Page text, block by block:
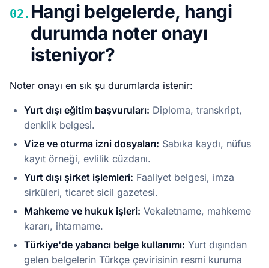
02. Hangi belgelerde, hangi
durumda noter onayı
isteniyor?
Noter onayı en sık şu durumlarda istenir:
Yurt dışı eğitim başvuruları: Diploma, transkript,
denklik belgesi.
Vize ve oturma izni dosyaları: Sabıka kaydı, nüfus
kayıt örneği, evlilik cüzdanı.
Yurt dışı şirket işlemleri: Faaliyet belgesi, imza
sirküleri, ticaret sicil gazetesi.
Mahkeme ve hukuk işleri: Vekaletname, mahkeme
kararı, ihtarname.
Türkiye'de yabancı belge kullanımı: Yurt dışından
gelen belgelerin Türkçe çevirisinin resmi kuruma